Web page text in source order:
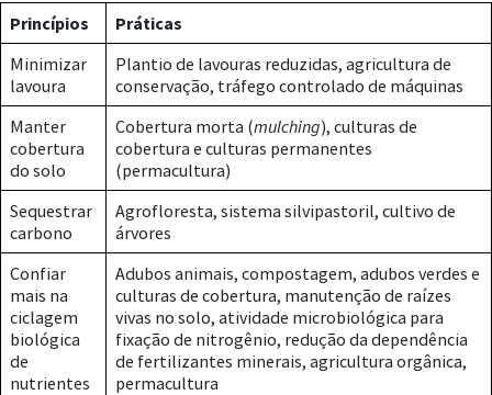
Princípios
Práticas
Minimizar
lavoura
Plantio de lavouras reduzidas, agricultura de
conservação, tráfego controlado de máquinas
Manter
cobertura
do solo
Cobertura morta (mulching), culturas de
cobertura e culturas permanentes
(permacultura)
Sequestrar
carbono
Agrofloresta, sistema silvipastoril, cultivo de
árvores
Confiar
mais na
ciclagem
biológica
de
nutrientes
Adubos animais, compostagem, adubos verdes e
culturas de cobertura, manutenção de raízes
vivas no solo, atividade microbiológica para
fixação de nitrogênio, redução da dependência
de fertilizantes minerais, agricultura orgânica,
permacultura